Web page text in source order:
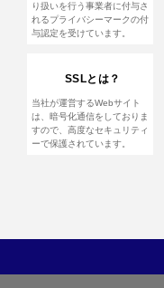
り扱いを行う事業者に付与さ
れるプライバシーマークの付
与認定を受けています。
SSLとは？
当社が運営するWebサイト
は、暗号化通信をしておりま
すので、高度なセキュリティ
ーで保護されています。